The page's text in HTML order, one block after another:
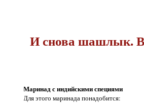
И снова шашлык.
Маринад с индийскими специями
Для этого маринада понадобится: